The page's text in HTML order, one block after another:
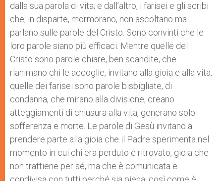
dalla sua parola di vita; e dall’altro, i farisei e gli scribi
che, in disparte, mormorano, non ascoltano ma
parlano sulle parole del Cristo. Sono convinti che le
loro parole siano più efficaci. Mentre quelle del
Cristo sono parole chiare, ben scandite, che
rianimano chi le accoglie, invitano alla gioia e alla vita,
quelle dei farisei sono parole bisbigliate, di
condanna, che mirano alla divisione, creano
atteggiamenti di chiusura alla vita, generano solo
sofferenza e morte. Le parole di Gesù invitano a
prendere parte alla gioia che il Padre sperimenta nel
momento in cui chi era perduto è ritrovato, gioia che
non trattiene per sé, ma che è comunicata e